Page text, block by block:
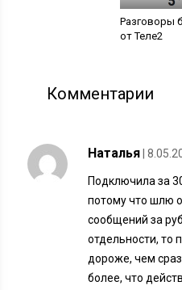
Разговоры
от Теле2
Комментарии
Наталья |
Подключила за
потому что шлю
сообщений за
отдельности, то
дороже, чем
более, что